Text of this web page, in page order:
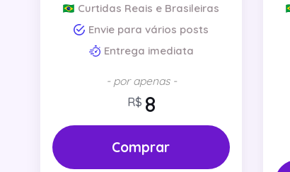
Curtidas Reais e Brasileiras
Envie para vários posts
Entrega imediata
- por apenas -
R$
Comprar